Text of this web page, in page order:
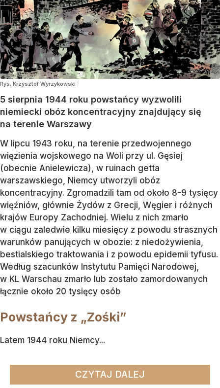
Rys. Krzysztof Wyrzykowski
5 sierpnia 1944 roku powstańcy wyzwolili
niemiecki obóz koncentracyjny znajdujący się
na terenie Warszawy
W lipcu 1943 roku, na terenie przedwojennego
więzienia wojskowego na Woli przy ul. Gęsiej
(obecnie Anielewicza), w ruinach getta
warszawskiego, Niemcy utworzyli obóz
koncentracyjny. Zgromadzili tam od około 8-9 tysięcy
więźniów, głównie Żydów z Grecji, Węgier i różnych
krajów Europy Zachodniej. Wielu z nich zmarło
w ciągu zaledwie kilku miesięcy z powodu strasznych
warunków panujących w obozie: z niedożywienia,
bestialskiego traktowania i z powodu epidemii tyfusu.
Według szacunków Instytutu Pamięci Narodowej,
w KL Warschau zmarło lub zostało zamordowanych
łącznie około 20 tysięcy osób
Powstańcy z „Zośki”
Latem 1944 roku Niemcy...
CZYTAJ DALEJ